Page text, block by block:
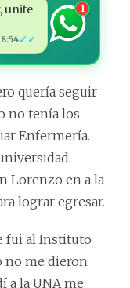
unite
✓✓
1
quería seguir
no tenía los
Enfermería.
Lorenzo en a la
lograr egresar.
fui al Instituto
no me dieron
a la UNA me